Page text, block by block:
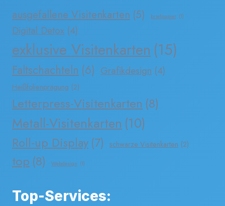
ausgefallene Visitenkarten (5) briefpapier (1)
Digital Detox (4)
exklusive Visitenkarten (15)
Faltschachteln (6) Grafikdesign (4)
Heißfolienprägung (2)
Letterpress-Visitenkarten (8)
Metall-Visitenkarten (10)
Roll-up Display (7) schwarze Visitenkarten (2)
top (8) Webdesign (1)
Top-Services: